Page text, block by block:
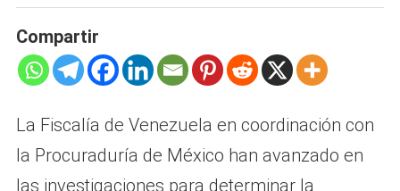
Compartir
La Fiscalía de Venezuela en coordinación con
la Procuraduría de México han avanzado en
las investigaciones para determinar la